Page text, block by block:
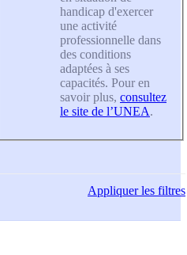
handicap d'exercer
une activité
professionnelle dans
des conditions
adaptées à ses
capacités. Pour en
savoir plus, consultez
le site de l’UNEA.
Appliquerles filtres